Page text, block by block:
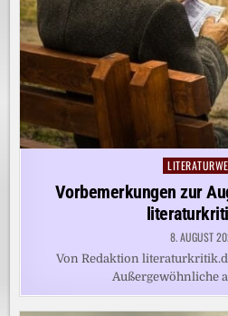
Posted
Vorbemerkungen zur
8. AUGUST
Von Redaktion
Außergewöhnliche